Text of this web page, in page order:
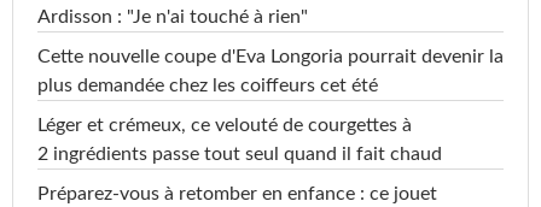
Ardisson : "Je n'ai touché à rien"
Cette nouvelle coupe d'Eva Longoria pourrait devenir la
plus demandée chez les coiffeurs cet été
Léger et crémeux, ce velouté de courgettes à
2 ingrédients passe tout seul quand il fait chaud
Préparez-vous à retomber en enfance : ce jouet